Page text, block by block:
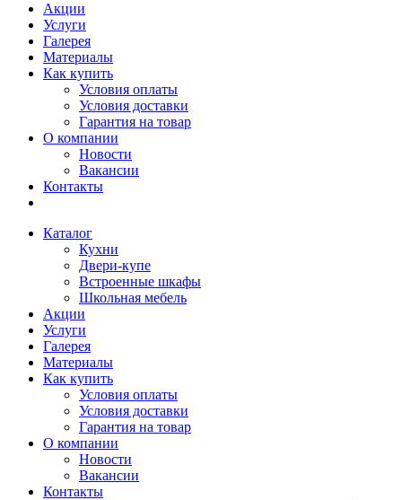
Акции
Услуги
Галерея
Материалы
Как купить
Условия оплаты
Условия доставки
Гарантия на товар
О компании
Новости
Вакансии
Контакты
Каталог
Кухни
Двери-купе
Встроенные шкафы
Школьная мебель
Акции
Услуги
Галерея
Материалы
Как купить
Условия оплаты
Условия доставки
Гарантия на товар
О компании
Новости
Вакансии
Контакты